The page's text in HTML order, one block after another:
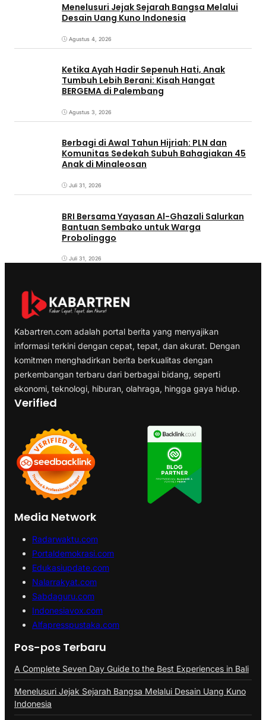
Menelusuri Jejak Sejarah Bangsa Melalui
Desain Uang Kuno Indonesia
Agustus 4, 2026
Ketika Ayah Hadir Sepenuh Hati, Anak
Tumbuh Lebih Berani: Kisah Hangat
BERGEMA di Palembang
Agustus 3, 2026
Berbagi di Awal Tahun Hijriah: PLN dan
Komunitas Sedekah Subuh Bahagiakan 45
Anak di Minaleosan
Juli 31, 2026
BRI Bersama Yayasan Al-Ghazali Salurkan
Bantuan Sembako untuk Warga
Probolinggo
Juli 31, 2026
Kabartren.com adalah portal berita yang menyajikan
informasi terkini dengan cepat, tepat, dan akurat. Dengan
komitmen menghadirkan berita berkualitas dengan
perkembangan terbaru dari berbagai bidang, seperti
ekonomi, teknologi, hiburan, olahraga, hingga gaya hidup.
Verified
Media Network
Radarwaktu.com
Portaldemokrasi.com
Edukasiupdate.com
Nalarrakyat.com
Sabdaguru.com
Indonesiavox.com
Alfapresspustaka.com
Pos-pos Terbaru
A Complete Seven Day Guide to the Best Experiences in Bali
Menelusuri Jejak Sejarah Bangsa Melalui Desain Uang Kuno
Indonesia